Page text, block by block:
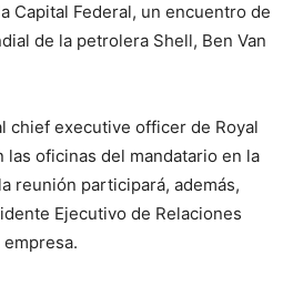
Capital Federal, un encuentro de
de la petrolera Shell, Ben Van
chief executive officer de Royal
las oficinas del mandatario en la
reunión participará, además,
Ejecutivo de Relaciones